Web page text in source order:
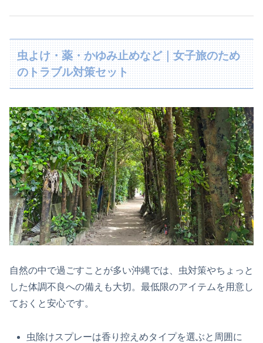
虫よけ・薬・かゆみ止めなど｜女子旅のため
のトラブル対策セット
自然の中で過ごすことが多い沖縄では、虫対策やちょっと
した体調不良への備えも大切。最低限のアイテムを用意し
ておくと安心です。
虫除けスプレーは香り控えめタイプを選ぶと周囲に